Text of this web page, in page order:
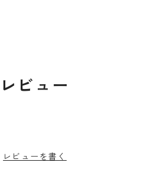
レビュー
レビューを書く